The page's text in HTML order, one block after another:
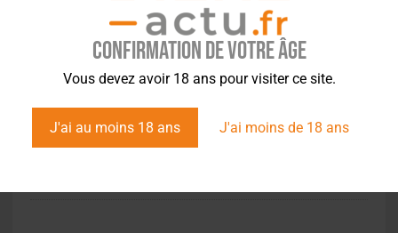
Confirmation de votre âge
Vous devez avoir 18 ans pour visiter ce site.
J'ai au moins 18 ans J'ai moins de 18 ans
ACTUS,CONCOURS
Boon obtient pour la 3e fois le titre de